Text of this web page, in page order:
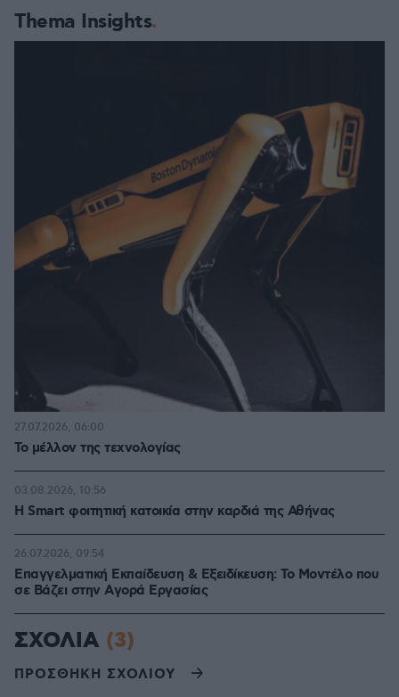
Thema Insights
Το μέλλον της τεχνολογίας
27.07.2026, 06:00
Η Smart φοιτητική κατοικία στην καρδιά της Αθήνας
03.08.2026, 10:56
Επαγγελματική Εκπαίδευση & Εξειδίκευση: Το Mοντέλο που
σε Bάζει στην Aγορά Eργασίας
26.07.2026, 09:54
ΣΧΟΛΙΑ (3)
ΠΡΟΣΘΗΚΗ ΣΧΟΛΙΟΥ